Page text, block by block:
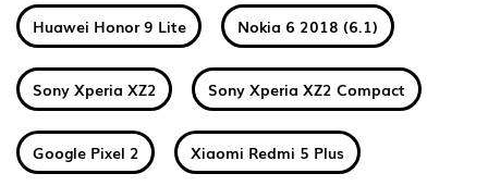
Huawei Honor 9 Lite Nokia 6 2018 (6.1)
Sony Xperia XZ2 Sony Xperia XZ2 Compact
Google Pixel 2 Xiaomi Redmi 5 Plus